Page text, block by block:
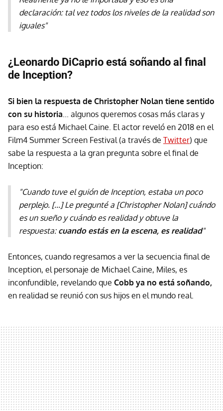
declaración: tal vez todos los niveles de la realidad son
iguales"
¿Leonardo DiCaprio está soñando al final
de Inception?
Si bien la respuesta de Christopher Nolan tiene sentido
con su historia ... algunos queremos cosas más claras y
para eso está Michael Caine. El actor reveló en 2018 en el
Film4 Summer Screen Festival (a través de Twitter) que
sabe la respuesta a la gran pregunta sobre el final de
Inception:
"Cuando tuve el guión de Inception, estaba un poco
perplejo. [...] Le pregunté a [Christopher Nolan] cuándo
es un sueño y cuándo es realidad y obtuve la
respuesta: cuando estás en la escena, es realidad"
Entonces, cuando regresamos a ver la secuencia final de
Inception, el personaje de Michael Caine, Miles, es
inconfundible, revelando que Cobb ya no está soñando,
en realidad se reunió con sus hijos en el mundo real.